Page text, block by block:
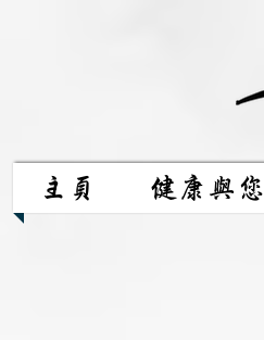
主頁 健康與您